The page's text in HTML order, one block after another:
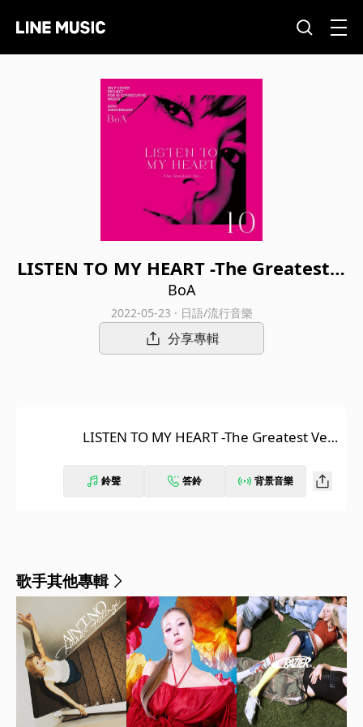
LISTEN TO MY HEART -The Greatest V
er.-
BoA
2022-05-23 · 日語/流行音樂
分享專輯
LISTEN TO MY HEART -The Greatest Ver.
鈴聲 答鈴 背景音樂
歌手其他專輯